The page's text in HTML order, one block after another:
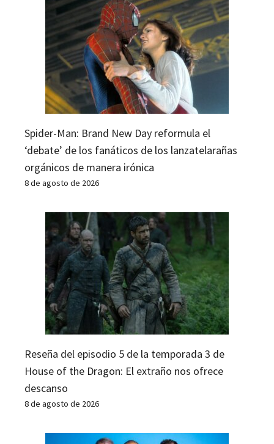
Spider-Man: Brand New Day reformula el
‘debate’ de los fanáticos de los lanzatelarañas
orgánicos de manera irónica
8 de agosto de 2026
Reseña del episodio 5 de la temporada 3 de
House of the Dragon: El extraño nos ofrece
descanso
8 de agosto de 2026